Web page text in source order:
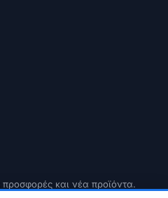
και νέα προϊόντα.